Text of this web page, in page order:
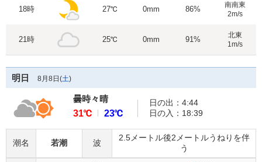
18時 27℃ 0mm 86%
南南東
2m/s
21時 25℃ 0mm 91%
北東
1m/s
明日 8月8日(土)
曇時々晴
31℃
23℃
日の出：4:44
日の入：18:39
潮名 若潮 波
2.5メートル後2メートルうねりを伴
う